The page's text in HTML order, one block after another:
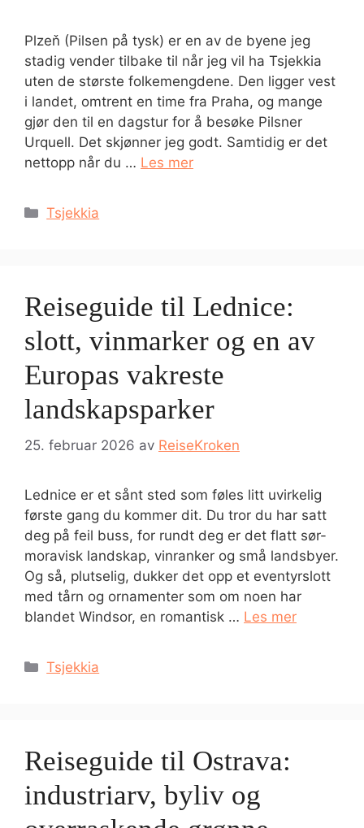
Plzeň (Pilsen på tysk) er en av de byene jeg
stadig vender tilbake til når jeg vil ha Tsjekkia
uten de største folkemengdene. Den ligger vest
i landet, omtrent en time fra Praha, og mange
gjør den til en dagstur for å besøke Pilsner
Urquell. Det skjønner jeg godt. Samtidig er det
nettopp når du … Les mer
Kategorier
Tsjekkia
Reiseguide til Lednice:
slott, vinmarker og en av
Europas vakreste
landskapsparker
25. februar 2026 av ReiseKroken
Lednice er et sånt sted som føles litt uvirkelig
første gang du kommer dit. Du tror du har satt
deg på feil buss, for rundt deg er det flatt sør-
moravisk landskap, vinranker og små landsbyer.
Og så, plutselig, dukker det opp et eventyrslott
med tårn og ornamenter som om noen har
blandet Windsor, en romantisk … Les mer
Kategorier
Tsjekkia
Reiseguide til Ostrava:
industriarv, byliv og